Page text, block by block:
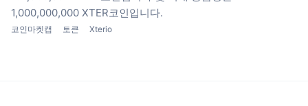
1,000,000,000 XTER코인입니다.
코인마켓캡 토큰 Xterio